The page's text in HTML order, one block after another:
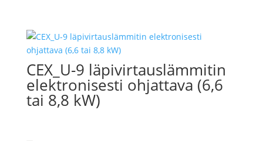
CEX_U-9 läpivirtauslämmitin
elektronisesti ohjattava (6,6
tai 8,8 kW)